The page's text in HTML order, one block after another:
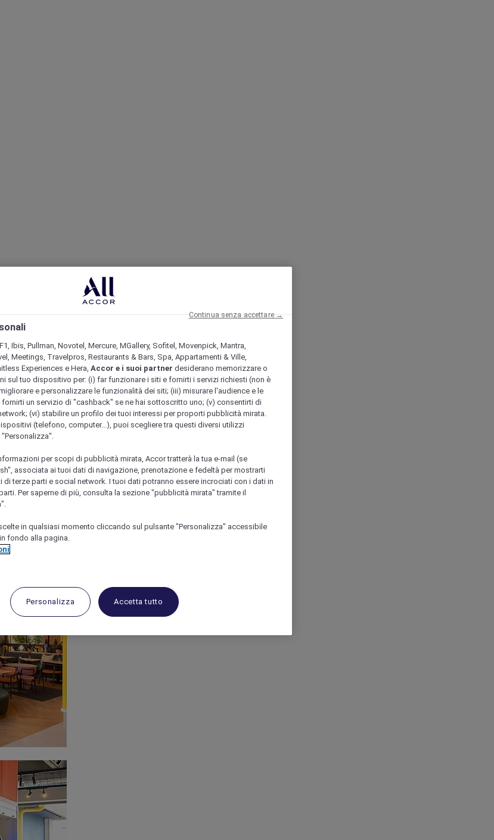
Ibis, Pullman, Novotel, Mercure, MGallery, Sofitel, Movenpick, Mantra,
Meetings, Travelpros, Restaurants & Bars, Spa, Appartamenti & Ville,
Experiences e Hera, Accor e i suoi partner desiderano memorizzare o
sul tuo dispositivo per: (i) far funzionare i siti e fornirti i servizi richiesti (non è
e personalizzare le funzionalità dei siti; (iii) misurare l'audience e le
un servizio di "cashback" se ne hai sottoscritto uno; (v) consentirti di
(vi) stabilire un profilo dei tuoi interessi per proporti pubblicità mirata.
(telefono, computer...), puoi scegliere tra questi diversi utilizzi
per scopi di pubblicità mirata, Accor tratterà la tua e-mail (se
associata ai tuoi dati di navigazione, prenotazione e fedeltà per mostrarti
di terze parti e social network. I tuoi dati potranno essere incrociati con i dati in
Per saperne di più, consulta la sezione "pubblicità mirata" tramite il
in qualsiasi momento cliccando sul pulsante "Personalizza" accessibile
fondo alla pagina.
Personalizza Accetta tutto
Continua senza accettare →